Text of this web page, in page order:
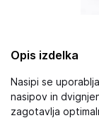
Opis izdelka
Nasipi se
nasipov in
zagotavlja